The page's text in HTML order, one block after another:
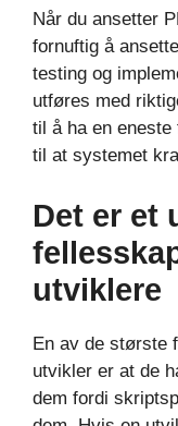
Når du ansetter
fornuftig å
testing og
utføres med
til å ha en
til at systemet
Det er et
utviklere
En av de største
utvikler er at de
dem fordi